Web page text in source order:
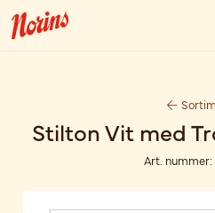
Stilton Vit med
Art. nummer: